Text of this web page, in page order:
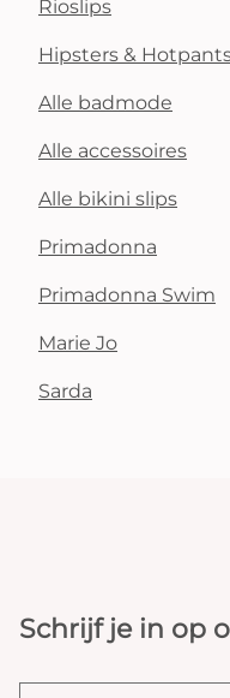
Rioslips
Hipsters &
Alle badmode
Alle accessoires
Alle bikini slips
Primadonna
Primadonna Swim
Marie Jo
Sarda
Schrijf je in op